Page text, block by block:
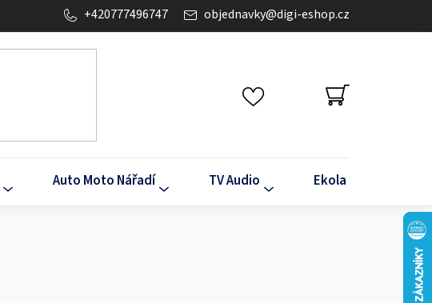
objednavky@digi-eshop.cz
+420777496747
NÁKUPNÍ
KOŠÍK
Auto Moto Nářadí TV Audio Ekola